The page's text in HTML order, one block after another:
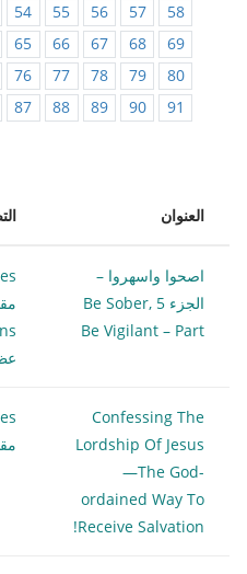
54 55 56 57
58
65 66 67 68
69
76 77 78 79
80
87 88 89 90
91
العنوان
اصحوا واسهروا –
الجزء 5 Be Sober,
Be Vigilant – Part
Confessing The
Lordship Of Jesus
—The God-
ordained Way To
Receive Salvation!